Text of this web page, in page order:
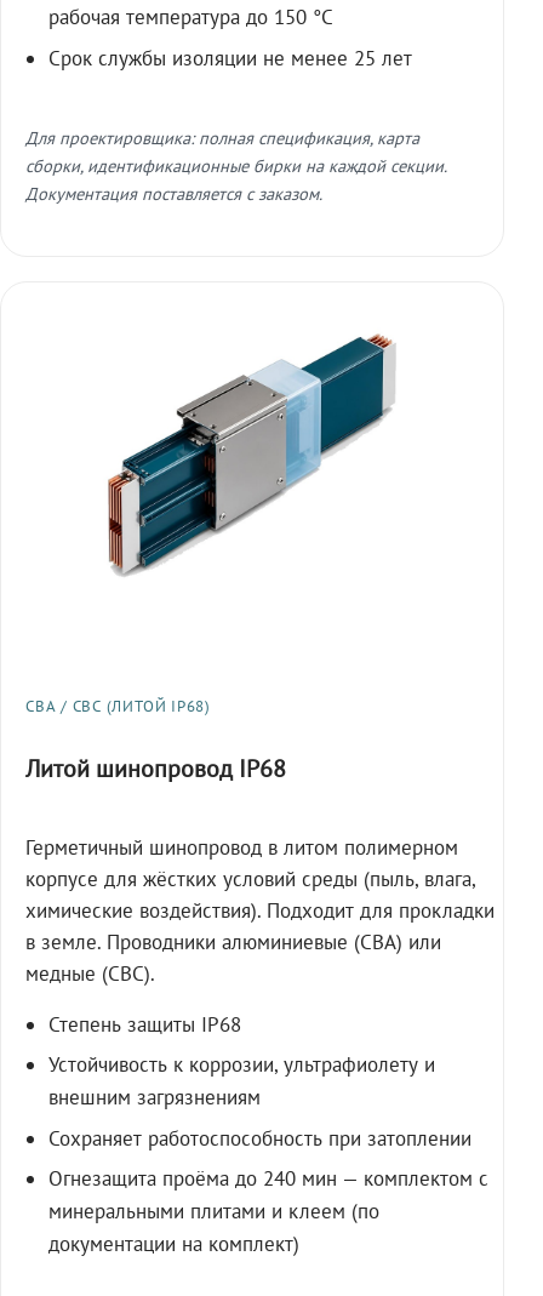
рабочая температура до 150 °C
Срок службы изоляции не менее 25 лет
Для проектировщика: полная спецификация, карта
сборки, идентификационные бирки на каждой секции.
Документация поставляется с заказом.
СВА / СВС (ЛИТОЙ IP68)
Литой шинопровод IP68
Герметичный шинопровод в литом полимерном
корпусе для жёстких условий среды (пыль, влага,
химические воздействия). Подходит для прокладки
в земле. Проводники алюминиевые (СВА) или
медные (СВС).
Степень защиты IP68
Устойчивость к коррозии, ультрафиолету и
внешним загрязнениям
Сохраняет работоспособность при затоплении
Огнезащита проёма до 240 мин — комплектом с
минеральными плитами и клеем (по
документации на комплект)